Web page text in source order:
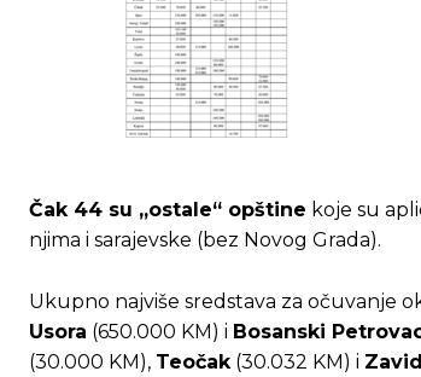
Ovim putem želimo da vam
Ovim putem želimo da vam
Čak 44 su „ostale“ opštine koje su
njima i sarajevske (bez Novog Grada).
Ukupno najviše sredstava za očuvanje
Usora (650.000 KM) i Bosanski
(30.000 KM), Teočak(30.032 KM) i